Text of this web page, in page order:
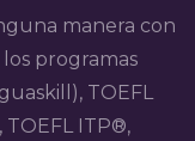
manera con
programas
TOEFL
TOEFL ITP®,